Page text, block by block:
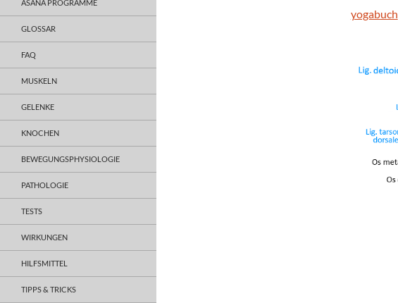
yogabuch
ASANA PROGRAMME
GLOSSAR
FAQ
MUSKELN
GELENKE
KNOCHEN
BEWEGUNGSPHYSIOLOGIE
PATHOLOGIE
TESTS
WIRKUNGEN
HILFSMITTEL
TIPPS & TRICKS